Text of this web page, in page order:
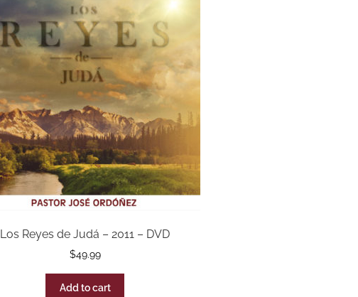
Los Reyes de Judá – 2011 – DVD
$49.99
Add to cart